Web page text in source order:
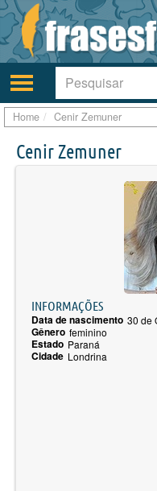
Ativar/desativar
a
navegação
Home Cenir Zemuner
Cenir Zemuner
INFORMAÇÕES
Data de nascimento 30 de
Gênero feminino
Estado Paraná
Cidade Londrina